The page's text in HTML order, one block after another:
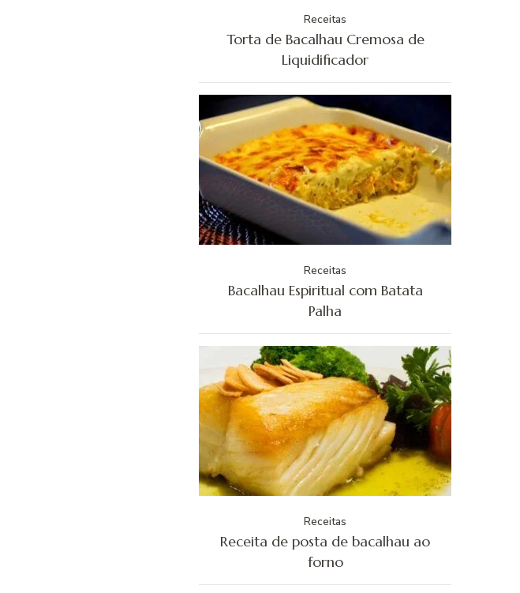
Receitas
Torta de Bacalhau Cremosa de
Liquidificador
Receitas
Bacalhau Espiritual com Batata
Palha
Receitas
Receita de posta de bacalhau ao
forno